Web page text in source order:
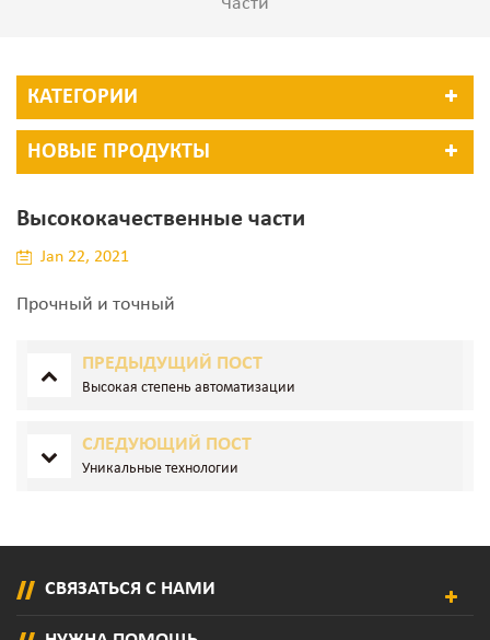
Части
КАТЕГОРИИ
НОВЫЕ ПРОДУКТЫ
Высококачественные части
Jan 22, 2021
Прочный и точный
ПРЕДЫДУЩИЙ ПОСТ
Высокая степень автоматизации
СЛЕДУЮЩИЙ ПОСТ
Уникальные технологии
СВЯЗАТЬСЯ С НАМИ